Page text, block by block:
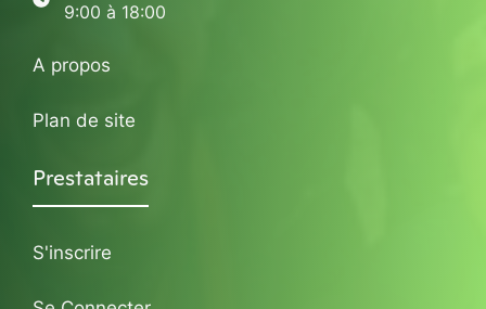
9:00 à 18:00
A propos
Plan de site
Prestataires
S'inscrire